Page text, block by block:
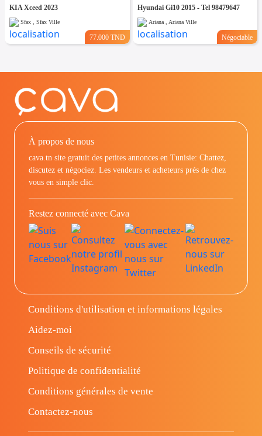
KIA Xceed 2023
Sfax , Sfax Ville
77.000 TND
Hyundai Gi10 2015 - Tel 98479647
Ariana , Ariana Ville
Négociable
À propos de nous
cava.tn site gratuit des petites annonces en Tunisie: Chattez,
discutez et négociez. Les vendeurs et acheteurs prés de chez
vous en simple clic.
Restez connecté avec Cava
Conditions d'utilisation et informations légales
Aidez-moi
Conseils de sécurité
Politique de confidentialité
Conditions générales de vente
Contactez-nous